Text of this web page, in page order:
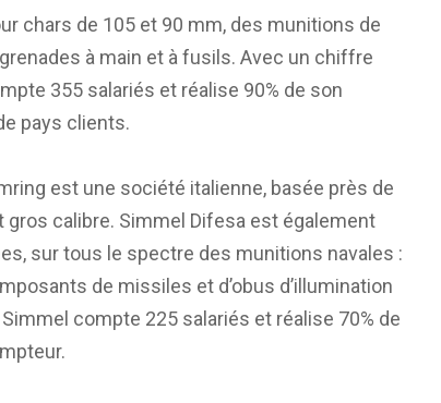
chars de 105 et 90 mm, des munitions de
à main et à fusils. Avec un chiffre
355 salariés et réalise 90% de son
pays clients.
est une société italienne, basée près de
calibre. Simmel Difesa est également
sur tous le spectre des munitions navales :
de missiles et d’obus d’illumination
compte 225 salariés et réalise 70% de